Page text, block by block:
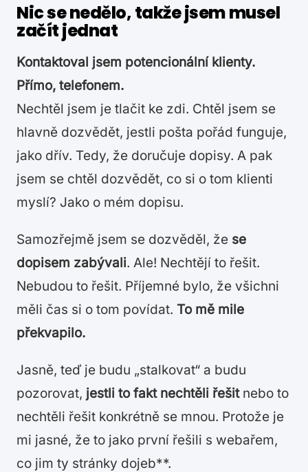
Nic se nedělo, takže jsem musel
začít jednat
Kontaktoval jsem potencionální klienty.
Přímo, telefonem.
Nechtěl jsem je tlačit ke zdi. Chtěl jsem se
hlavně dozvědět, jestli pošta pořád funguje,
jako dřív. Tedy, že doručuje dopisy. A pak
jsem se chtěl dozvědět, co si o tom klienti
myslí? Jako o mém dopisu.
Samozřejmě jsem se dozvěděl, že se
dopisem zabývali. Ale! Nechtějí to řešit.
Nebudou to řešit. Příjemné bylo, že všichni
měli čas si o tom povídat. To mě mile
překvapilo.
Jasně, teď je budu „stalkovat“ a budu
pozorovat, jestli to fakt nechtěli řešitnebo to
nechtěli řešit konkrétně se mnou. Protože je
mi jasné, že to jako první řešili s webařem,
co jim ty stránky dojeb**.